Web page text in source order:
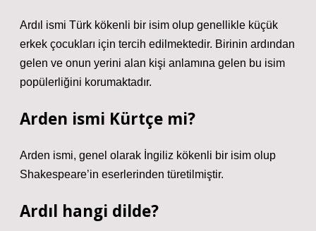
Ardıl ismi Türk kökenli bir isim olup genellikle küçük
erkek çocukları için tercih edilmektedir. Birinin ardından
gelen ve onun yerini alan kişi anlamına gelen bu isim
popülerliğini korumaktadır.
Arden ismi Kürtçe mi?
Arden ismi, genel olarak İngiliz kökenli bir isim olup
Shakespeare’in eserlerinden türetilmiştir.
Ardıl hangi dilde?